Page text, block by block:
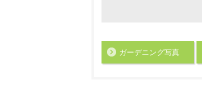
ガーデニング写真